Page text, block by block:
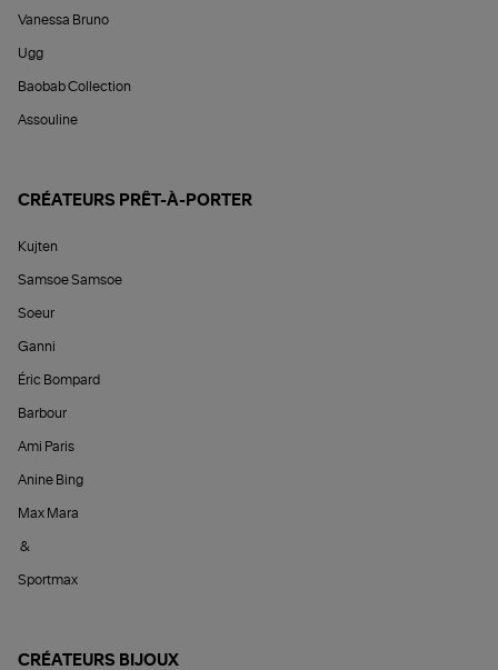
Vanessa Bruno
Ugg
Baobab Collection
Assouline
CRÉATEURS PRÊT-À-PORTER
Kujten
Samsoe Samsoe
Soeur
Ganni
Éric Bompard
Barbour
Ami Paris
Anine Bing
Max Mara
&
Sportmax
CRÉATEURS BIJOUX